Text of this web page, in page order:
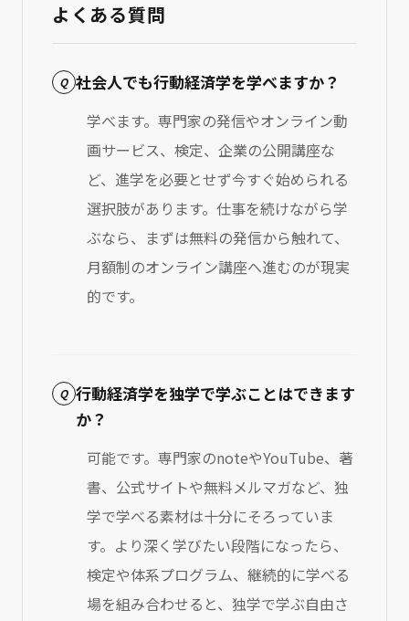
よくある質問
Q 社会人でも行動経済学を学べますか？
学べます。専門家の発信やオンライン動
画サービス、検定、企業の公開講座な
ど、進学を必要とせず今すぐ始められる
選択肢があります。仕事を続けながら学
ぶなら、まずは無料の発信から触れて、
月額制のオンライン講座へ進むのが現実
的です。
Q 行動経済学を独学で学ぶことはできます
か？
可能です。専門家のnoteやYouTube、著
書、公式サイトや無料メルマガなど、独
学で学べる素材は十分にそろっていま
す。より深く学びたい段階になったら、
検定や体系プログラム、継続的に学べる
場を組み合わせると、独学で学ぶ自由さ